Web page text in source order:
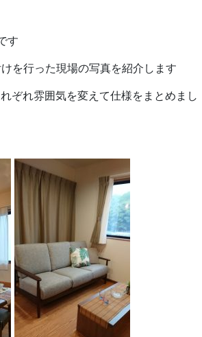
す
を行った現場の写真を紹介します
ぞれ雰囲気を変えて仕様をまとめまし